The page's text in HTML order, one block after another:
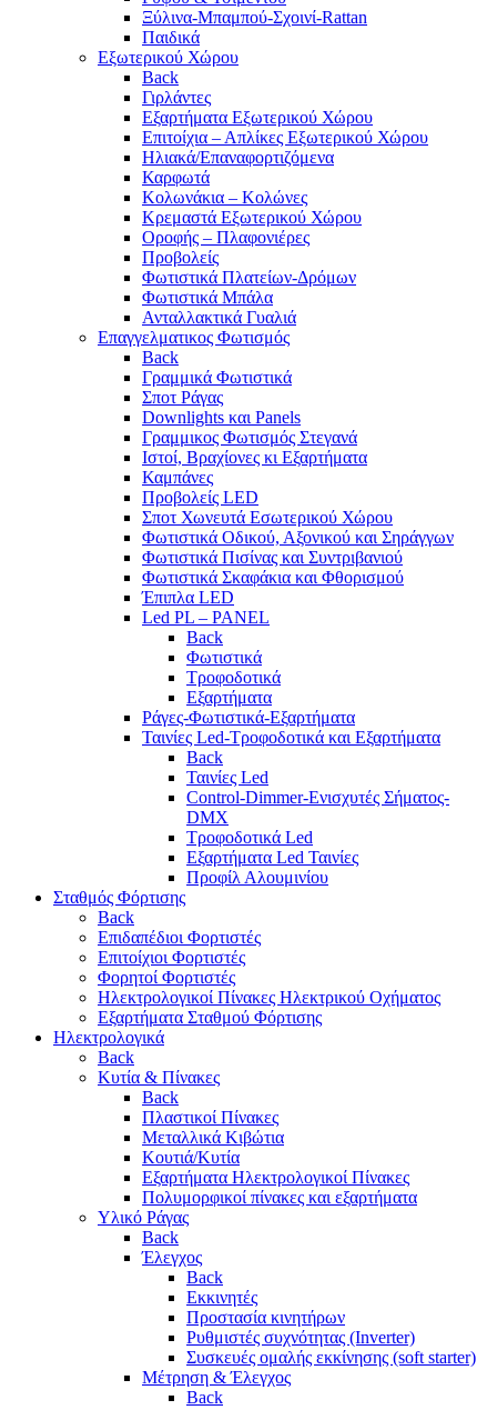
Ξύλινα-Μπαμπού-Σχοινί-Rattan
Παιδικά
Εξωτερικού Χώρου
Back
Γιρλάντες
Εξαρτήματα Εξωτερικού Χώρου
Επιτοίχια – Απλίκες Εξωτερικού Χώρου
Ηλιακά/Επαναφορτιζόμενα
Καρφωτά
Κολωνάκια – Κολώνες
Κρεμαστά Εξωτερικού Χώρου
Οροφής – Πλαφονιέρες
Προβολείς
Φωτιστικά Πλατείων-Δρόμων
Φωτιστικά Μπάλα
Ανταλλακτικά Γυαλιά
Επαγγελματικος Φωτισμός
Back
Γραμμικά Φωτιστικά
Σποτ Ράγας
Downlights και Panels
Γραμμικος Φωτισμός Στεγανά
Ιστοί, Βραχίονες κι Εξαρτήματα
Καμπάνες
Προβολείς LED
Σποτ Χωνευτά Εσωτερικού Χώρου
Φωτιστικά Οδικού, Αξονικού και Σηράγγων
Φωτιστικά Πισίνας και Συντριβανιού
Φωτιστικά Σκαφάκια και Φθορισμού
Έπιπλα LED
Led PL – PANEL
Back
Φωτιστικά
Τροφοδοτικά
Εξαρτήματα
Ράγες-Φωτιστικά-Εξαρτήματα
Ταινίες Led-Τροφοδοτικά και Εξαρτήματα
Back
Ταινίες Led
Control-Dimmer-Ενισχυτές Σήματος-
DMX
Τροφοδοτικά Led
Εξαρτήματα Led Ταινίες
Προφίλ Αλουμινίου
Σταθμός Φόρτισης
Back
Επιδαπέδιοι Φορτιστές
Επιτoίχιοι Φορτιστές
Φορητοί Φορτιστές
Ηλεκτρολογικοί Πίνακες Ηλεκτρικού Οχήματος
Εξαρτήματα Σταθμού Φόρτισης
Ηλεκτρολογικά
Back
Κυτία & Πίνακες
Back
Πλαστικοί Πίνακες
Μεταλλικά Κιβώτια
Κουτιά/Κυτία
Εξαρτήματα Ηλεκτρολογικοί Πίνακες
Πολυμορφικοί πίνακες και εξαρτήματα
Υλικό Ράγας
Back
Έλεγχος
Back
Εκκινητές
Προστασία κινητήρων
Ρυθμιστές συχνότητας (Inverter)
Συσκευές ομαλής εκκίνησης (soft starter)
Μέτρηση & Έλεγχος
Back